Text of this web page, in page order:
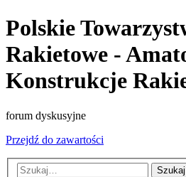
Polskie
Rakietowe -
Konstrukcje
forum dyskusyjne
Przejdź do zawartości
Szukaj